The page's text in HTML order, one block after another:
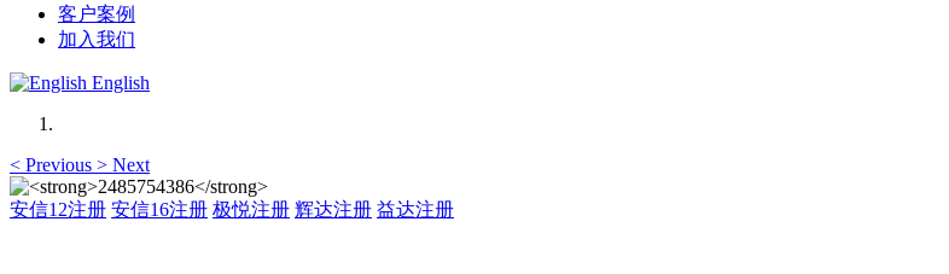
客户案例
加入我们
English
< Previous > Next
安信12注册 安信16注册 极悦注册 辉达注册 益达注册